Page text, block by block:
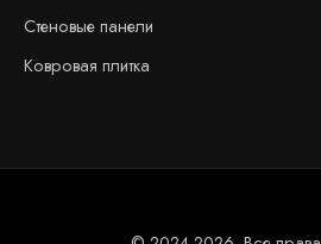
Стеновые панели
Ковровая плитка